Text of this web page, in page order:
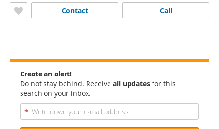
Call
Contact
Create an alert!
Do not stay behind. Receive all updates for this
search on your inbox.